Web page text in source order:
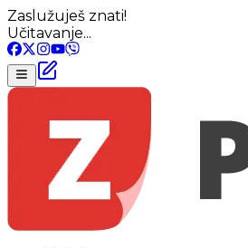
Zaslužuješ znati!
Učitavanje...